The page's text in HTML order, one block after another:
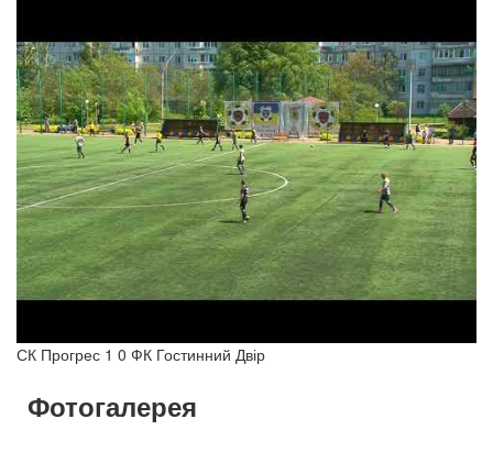
СК Прогрес 1 0 ФК Гостинний Двір
Фотогалерея